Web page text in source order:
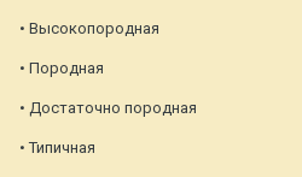
• Высокопородная
• Породная
• Достаточно породная
• Типичная